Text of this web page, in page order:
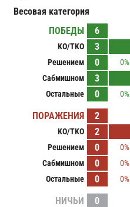
Весовая категория
ПОБЕДЫ
6
KO/TKO 3
Решением
0
0%
Сабмишном
3
Остальные
0 0%
ПОРАЖЕНИЯ 2
KO/TKO 2
Решением
0
0%
Сабмишном
0
0%
Остальные
0 0%
НИЧЬИ
0